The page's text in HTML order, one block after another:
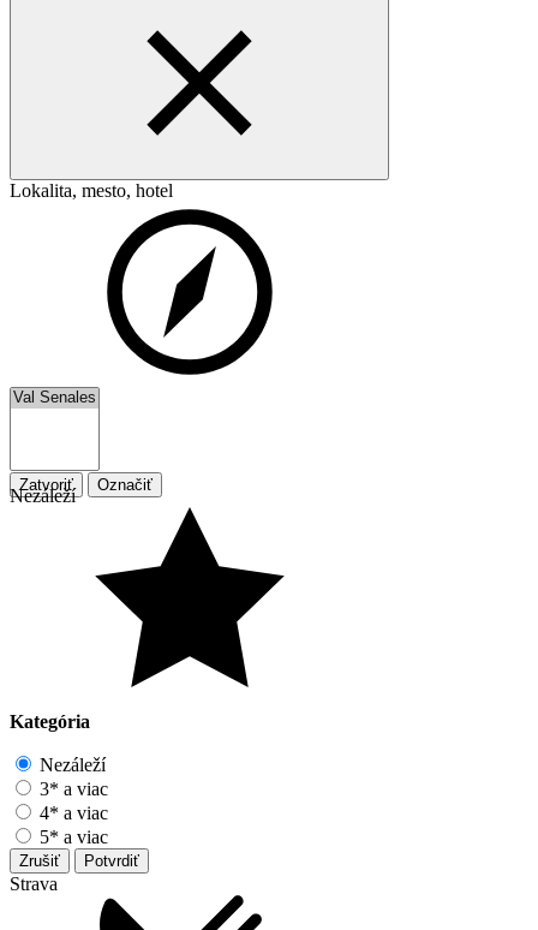
Lokalita, mesto, hotel
Zatvoriť Označiť
Nezáleží
Kategória
Nezáleží
3* a viac
4* a viac
5* a viac
Zrušiť Potvrdiť
Strava